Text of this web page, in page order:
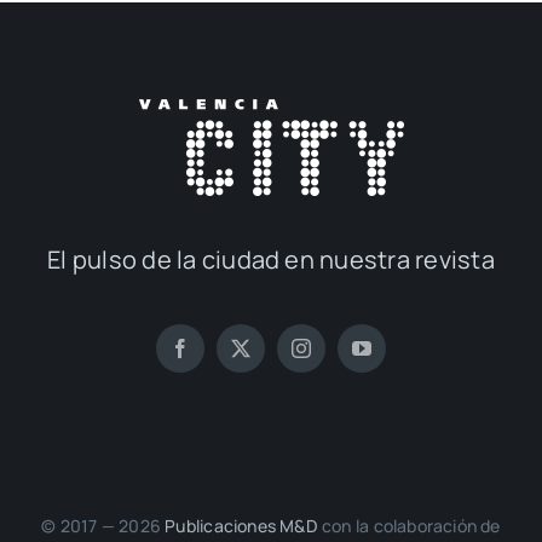
El pul­so de la ciu­dad en nues­tra revis­ta
© 2017 — 2026 Publi­ca­cio­nes M&D con la cola­bo­ra­ción de